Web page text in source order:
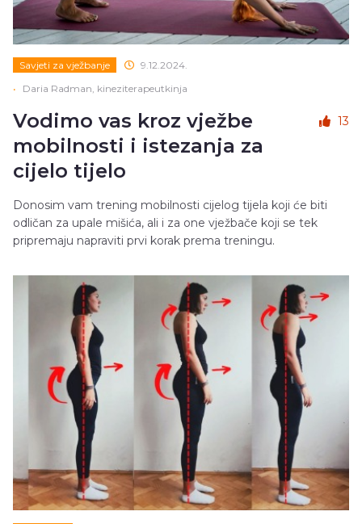
Savjeti za vježbanje
9.12.2024.
•
Daria Radman, kineziterapeutkinja
Vodimo vas kroz vježbe
mobilnosti i istezanja za
cijelo tijelo
13
Donosim vam trening mobilnosti cijelog tijela koji će biti
odličan za upale mišića, ali i za one vježbače koji se tek
pripremaju napraviti prvi korak prema treningu.